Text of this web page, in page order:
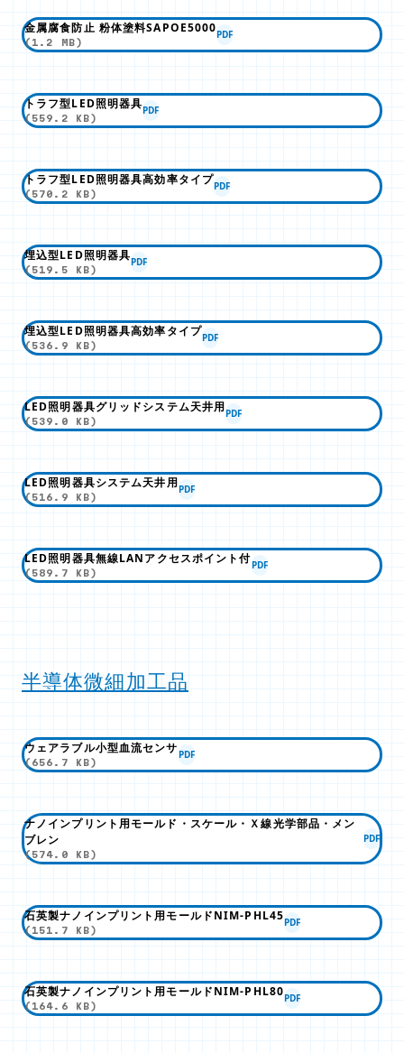
金属腐食防止 粉体塗料SAPOE5000
(1.2 MB)
PDF
トラフ型LED照明器具
(559.2 KB)
PDF
トラフ型LED照明器具高効率タイプ
(570.2 KB)
PDF
埋込型LED照明器具
(519.5 KB)
PDF
埋込型LED照明器具高効率タイプ
(536.9 KB)
PDF
LED照明器具グリッドシステム天井用
(539.0 KB)
PDF
LED照明器具システム天井用
(516.9 KB)
PDF
LED照明器具無線LANアクセスポイント付
(589.7 KB)
PDF
半導体微細加工品
ウェアラブル小型血流センサ
(656.7 KB)
PDF
ナノインプリント用モールド・スケール・Ｘ線光学部品・メン
ブレン
(574.0 KB)
PDF
石英製ナノインプリント用モールドNIM-PHL45
(151.7 KB)
PDF
石英製ナノインプリント用モールドNIM-PHL80
(164.6 KB)
PDF